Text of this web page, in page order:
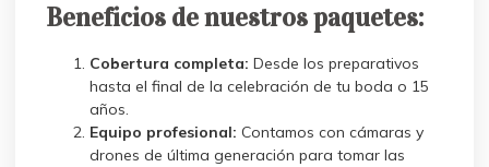
Beneficios de nuestros paquetes:
Cobertura completa: Desde los preparativos
hasta el final de la celebración de tu boda o 15
años.
Equipo profesional: Contamos con cámaras y
drones de última generación para tomar las